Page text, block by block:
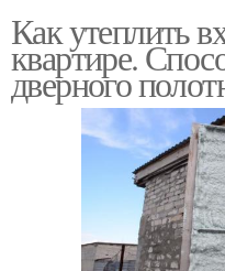
Железная дверь
Как утеплить
квартире.
дверного